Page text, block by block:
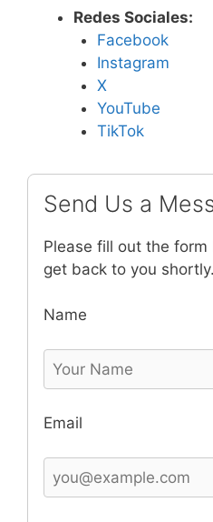
Redes Sociales:
Facebook
Instagram
X
YouTube
TikTok
Send Us a
Please fill out the
get back to you shortly.
Name
Email